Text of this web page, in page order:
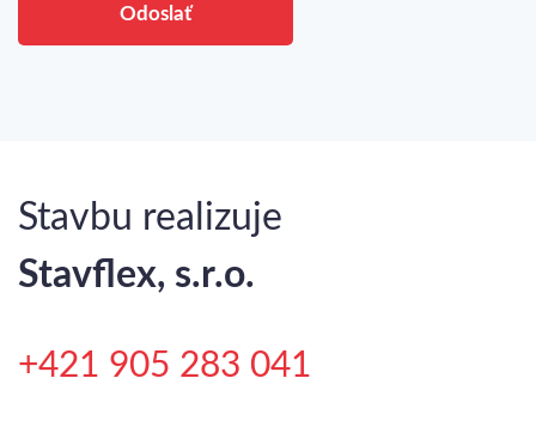
Odoslať
Stavbu realizuje
Stavflex, s.r.o.
+421 905 283 041